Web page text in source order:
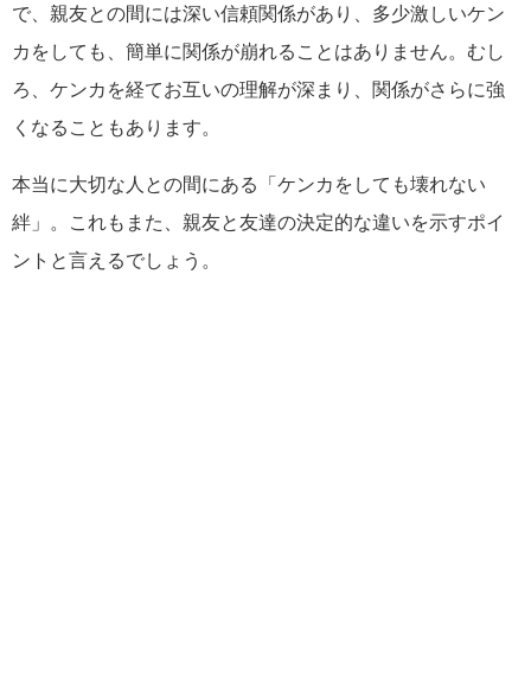
で、親友との間には深い信頼関係があり、多少激しいケン
カをしても、簡単に関係が崩れることはありません。むし
ろ、ケンカを経てお互いの理解が深まり、関係がさらに強
くなることもあります。
本当に大切な人との間にある「ケンカをしても壊れない
絆」。これもまた、親友と友達の決定的な違いを示すポイ
ントと言えるでしょう。